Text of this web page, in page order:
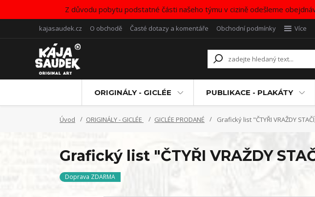
Z důvodu pobytu podstatné části našeho týmu v cizině odešleme
kajasaudek.cz O obchodě Časté dotazy a komentáře Obchodní podmínky Více
ORIGINÁLY - GICLÉE PUBLIKACE - PLAKÁTY
Úvod ORIGINÁLY - GICLÉE GICLÉE PRODANÉ Grafický list "ČTYŘI VRAŽDY
Grafický list "ČTYŘI VRAŽDY
Doprava ZDARMA